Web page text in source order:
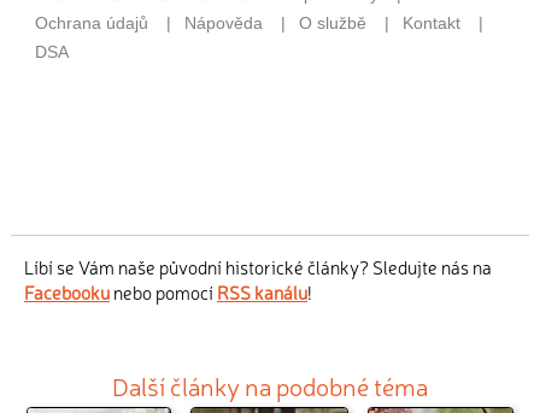
Líbí se Vám naše původní historické články? Sledujte nás na
Facebookunebo pomocí RSS kanálu!
Další články na podobné téma